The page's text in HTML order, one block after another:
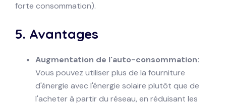
forte consommation).
5. Avantages
Augmentation de l'auto-consommation:
Vous pouvez utiliser plus de la fourniture
d'énergie avec l'énergie solaire plutôt que de
l'acheter à partir du réseau, en réduisant les